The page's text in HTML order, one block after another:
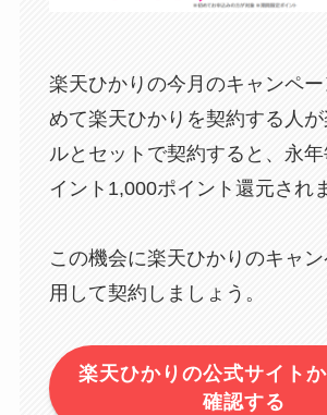
楽天ひかりの今月のキャンペ
めて楽天ひかりを契約する人
ルとセットで契約すると、永
イント1,000ポイント還元され
この機会に楽天ひかりのキャン
用して契約しましょう。
楽天ひかりの公式サイト
確認する